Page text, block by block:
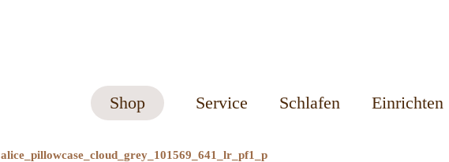
Shop Service Schlafen Einrichten
alice_pillowcase_cloud_grey_101569_641_lr_pf1_p